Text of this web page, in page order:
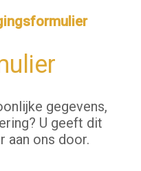
gegevens,
U geeft dit
aan ons door.